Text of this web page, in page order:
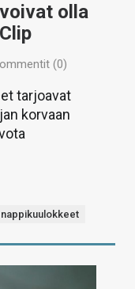
olla
(0)
tarjoavat
korvaan